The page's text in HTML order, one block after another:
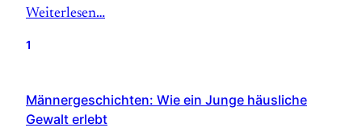
Weiterlesen…
1
Männergeschichten: Wie ein Junge häusliche
Gewalt erlebt